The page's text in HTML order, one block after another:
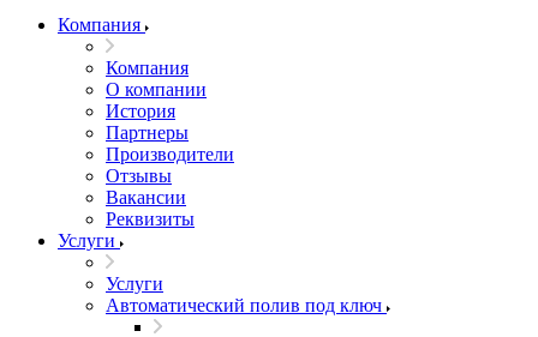
Компания
Компания
О компании
История
Партнеры
Производители
Отзывы
Вакансии
Реквизиты
Услуги
Услуги
Автоматический полив под ключ